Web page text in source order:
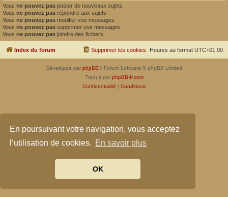
En poursuivant votre navigation, vous acceptez
l’utilisation de cookies. En savoir plus
OK
Vous ne pouvez pas poster de nouveaux sujets
Vous ne pouvez pas répondre aux sujets
Vous ne pouvez pas modifier vos messages
Vous ne pouvez pas supprimer vos messages
Vous ne pouvez pas joindre des fichiers
Index du forum Heures au format UTC+01:00
Supprimer les cookies
Développé par phpBB® Forum Software © phpBB Limited
Traduit par phpBB-fr.com
Confidentialité | Conditions